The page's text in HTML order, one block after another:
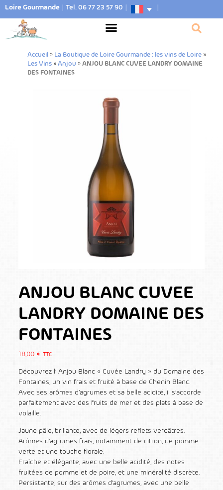
Loire Gourmande Tel. 06 77 23 57 90
Accueil » La Boutique de Loire Gourmande : les vins de Loire»
Les Vins» Anjou » ANJOU BLANC CUVEE LANDRY DOMAINE
DES FONTAINES
ANJOU BLANC CUVEE
LANDRY DOMAINE DES
FONTAINES
18,00 € TTC
Découvrez l’ Anjou Blanc « Cuvée Landry » du Domaine des
Fontaines, un vin frais et fruité à base de Chenin Blanc.
Avec ses arômes d’agrumes et sa belle acidité, il s’accorde
parfaitement avec des fruits de mer et des plats à base de
volaille.
Jaune pâle, brillante, avec de légers reflets verdâtres.
Arômes d’agrumes frais, notamment de citron, de pomme
verte et une touche florale.
Fraîche et élégante, avec une belle acidité, des notes
fruitées de pomme et de poire, et une minéralité discrète.
Persistante, sur des arômes d’agrumes, avec une belle